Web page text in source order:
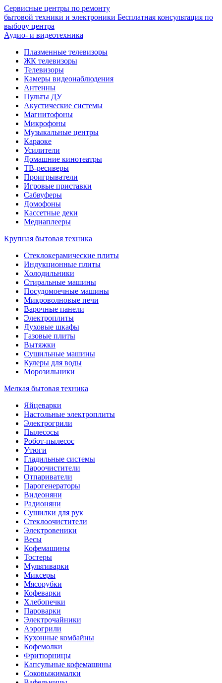
Сервисные центры по ремонту
бытовой техники и электроники Бесплатная консультация по
выбору центра
Аудио- и видеотехника
Плазменные телевизоры
ЖК телевизоры
Телевизоры
Камеры видеонаблюдения
Антенны
Пульты ДУ
Акустические системы
Магнитофоны
Микрофоны
Музыкальные центры
Караоке
Усилители
Домашние кинотеатры
ТВ-ресиверы
Проигрыватели
Игровые приставки
Сабвуферы
Домофоны
Кассетные деки
Медиаплееры
Крупная бытовая техника
Стеклокерамические плиты
Индукционные плиты
Холодильники
Стиральные машины
Посудомоечные машины
Микроволновые печи
Варочные панели
Электроплиты
Духовые шкафы
Газовые плиты
Вытяжки
Сушильные машины
Кулеры для воды
Морозильники
Мелкая бытовая техника
Яйцеварки
Настольные электроплиты
Электрогрили
Пылесосы
Робот-пылесос
Утюги
Гладильные системы
Пароочистители
Отпариватели
Парогенераторы
Видеоняни
Радионяни
Сушилки для рук
Стеклоочистители
Электровеники
Весы
Кофемашины
Тостеры
Мультиварки
Миксеры
Мясорубки
Кофеварки
Хлебопечки
Пароварки
Электрочайники
Аэрогрили
Кухонные комбайны
Кофемолки
Фритюрницы
Капсульные кофемашины
Соковыжималки